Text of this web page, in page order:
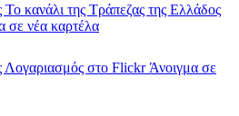
Το κανάλι της Τράπεζας της Ελλάδος
σε νέα καρτέλα
Λογαριασμός στο FlickrΆνοιγμα σε